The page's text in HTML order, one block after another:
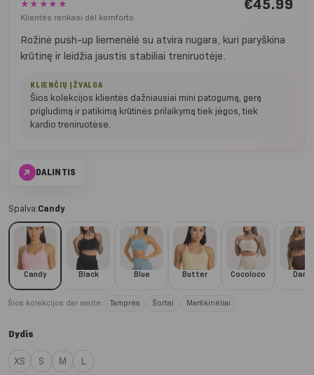
★★★★★
Klientės renkasi dėl komforto
€45.99
Rožinė push-up liemenėlė su atvira nugara, kuri paryškina
krūtinę ir leidžia jaustis stabiliai treniruotėje.
KLIENČIŲ ĮŽVALGA
Šios kolekcijos klientės dažniausiai mini patogumą, gerą
prigludimą ir patikimą krūtinės prilaikymą tiek jėgos, tiek
kardio treniruotėse.
↗ DALINTIS
Spalva:Candy
Candy Black Blue Butter Cocoloco Dark
Šios kolekcijos dar rasite: Tamprės Šortai Marškinėliai
Dydis
XS S M
L